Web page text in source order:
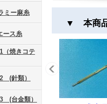
ミー麻糸
ース糸
（焼きコテ
(針類）
(台金類）
▼ 本商品